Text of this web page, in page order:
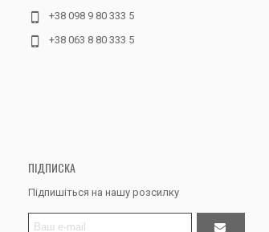
+38 098 9 80 333 5
+38 063 8 80 333 5
ПІДПИСКА
Підпишіться на нашу розсилку
Дякую за все, продавець супер.